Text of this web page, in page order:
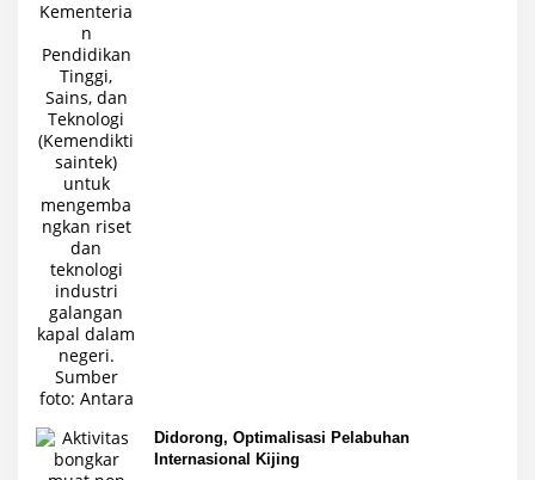
Didorong, Optimalisasi Pelabuhan
Internasional Kijing